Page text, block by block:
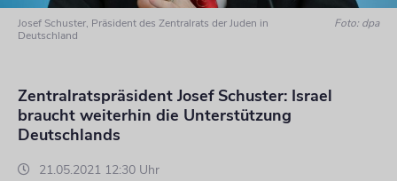
Josef Schuster, Präsident des Zentralrats der Juden in
Deutschland
Foto: dpa
Zentralratspräsident Josef Schuster: Israel
braucht weiterhin die Unterstützung
Deutschlands
21.05.2021 12:30 Uhr